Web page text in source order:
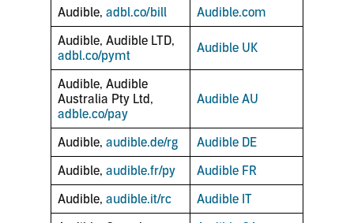
Audible, adbl.co/bill
Audible.com
Audible, Audible LTD,
adbl.co/pymt
Audible UK
Audible, Audible
Australia Pty Ltd,
adble.co/pay
Audible AU
Audible, audible.de/rg
Audible DE
Audible, audible.fr/py
Audible FR
Audible, audible.it/rc
Audible IT